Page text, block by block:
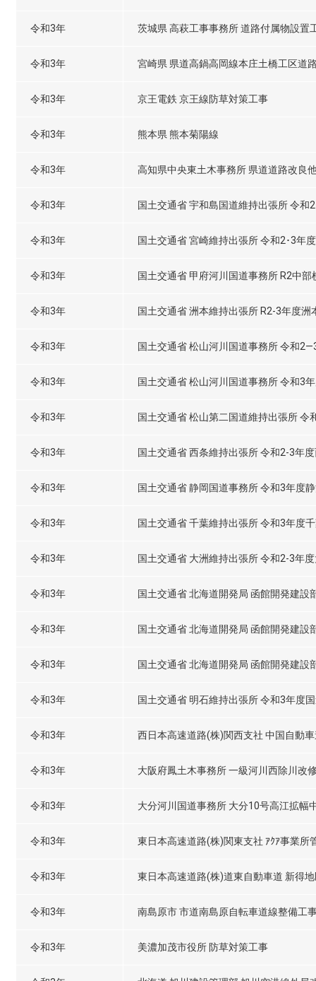
令和3年 茨城県 高萩工事事務所 道路付属物設置
令和3年 宮崎県 県道高鍋高岡線本庄土橋工区道
令和3年 京王電鉄 京王線防草対策工事
令和3年 熊本県 熊本菊陽線
令和3年 高知県中央東土木事務所 県道道路改良
令和3年 国土交通省 宇和島国道維持出張所 令
令和3年 国土交通省 宮崎維持出張所 令和2･3年
令和3年 国土交通省 甲府河川国道事務所 R2中
令和3年 国土交通省 洲本維持出張所 R2-3年度洲
令和3年 国土交通省 松山河川国道事務所 令和
令和3年 国土交通省 松山河川国道事務所 令和3
令和3年 国土交通省 松山第二国道維持出張所
令和3年 国土交通省 西条維持出張所 令和2-3年
令和3年 国土交通省 静岡国道事務所 令和3年度
令和3年 国土交通省 千葉維持出張所 令和3年度
令和3年 国土交通省 大洲維持出張所 令和2-3年
令和3年 国土交通省 北海道開発局 函館開発建
令和3年 国土交通省 北海道開発局 函館開発建
令和3年 国土交通省 北海道開発局 函館開発建
令和3年 国土交通省 明石維持出張所 令和3年度
令和3年 西日本高速道路(株)関西支社 中国自動
令和3年 大阪府鳳土木事務所 一級河川西除川改
令和3年 大分河川国道事務所 大分10号高江拡幅
令和3年 東日本高速道路(株)関東支社 ｱｸｱ事業所
令和3年 東日本高速道路(株)道東自動車道 新得
令和3年 南島原市 市道南島原自転車道線整備工
令和3年 美濃加茂市役所 防草対策工事